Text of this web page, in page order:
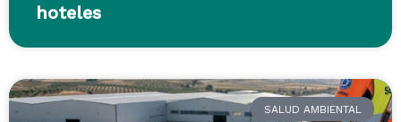
hoteles
SALUD AMBIENTAL